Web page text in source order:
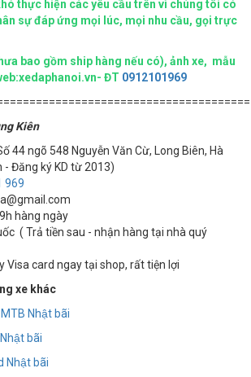
thực hiện các yêu cầu trên vì chúng tôi có
sự đáp ứng mọi lúc, mọi nhu cầu, gọi trực
bao gồm ship hàng nếu có), ảnh xe, mẫu
ĐT 0912101969
Kiên
44 ngõ 548 Nguyễn Văn Cừ, Long Biên, Hà
Đăng ký KD từ 2013)
969
hàng ngày
( Trả tiền sau - nhận hàng tại nhà quý
Visa card ngay tại shop, rất tiện lợi
xe khác
Nhật bãi
bãi
Nhật bãi